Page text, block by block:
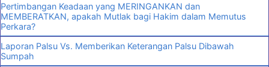
Pertimbangan Keadaan yang MERINGANKAN dan
MEMBERATKAN, apakah Mutlak bagi Hakim dalam Memutus
Perkara?
Laporan Palsu Vs. Memberikan Keterangan Palsu Dibawah
Sumpah